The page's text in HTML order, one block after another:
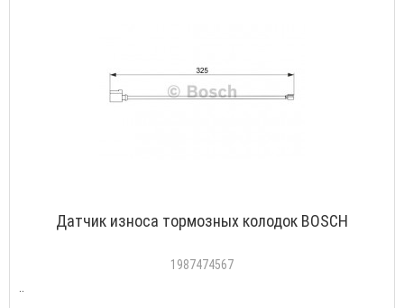
Датчик износа тормозных колодок BOSCH
1987474567
..